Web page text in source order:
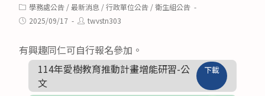
Post
category:
學務處公告 /最新消息 /行政單位公告 /衛生組公告
Post2025/09/17
Posttwvstn303
有興趣同仁可自行報名參加。
114年愛樹教育推動計畫增能研習-公
文
下載